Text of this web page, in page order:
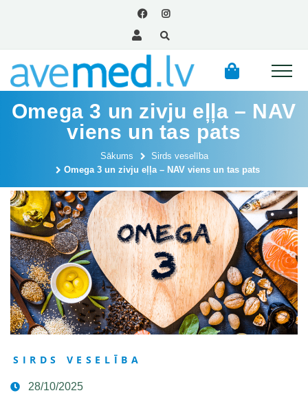
Omega 3 un zivju eļļa – NAV
viens un tas pats
Sākums
Sirds veselība
Omega 3 un zivju eļļa – NAV viens un tas pats
SIRDS VESELĪBA
28/10/2025